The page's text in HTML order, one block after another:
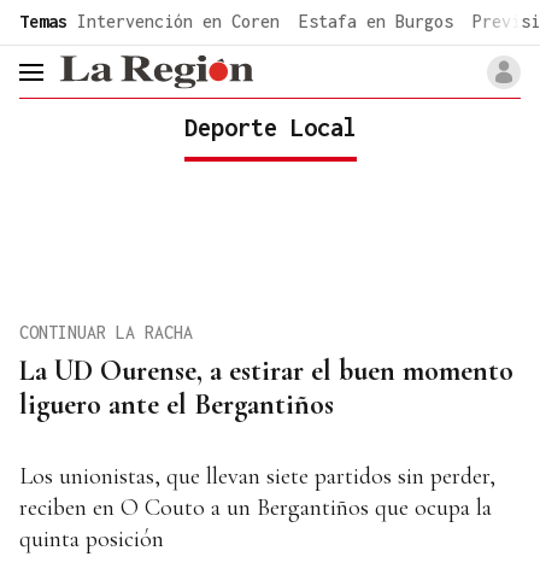
common.go-to-content
Temas Intervención en Coren Estafa en Burgos
header.menu.open
Deporte Local
La UD Ourense, a estirar el buen momento
liguero ante el Bergantiños
CONTINUAR LA RACHA
Los unionistas, que llevan siete partidos sin perder,
reciben en O Couto a un Bergantiños que ocupa la
quinta posición